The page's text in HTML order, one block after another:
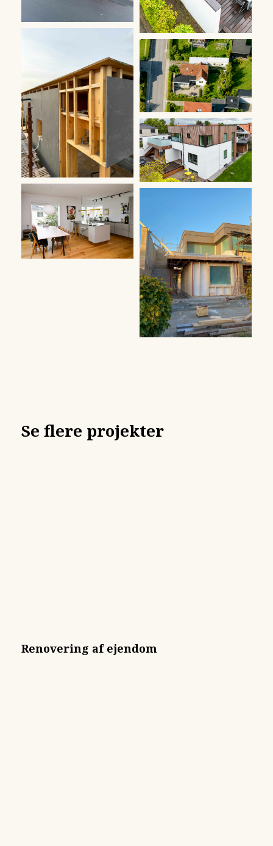
Se flere projekter
Renovering af ejendom